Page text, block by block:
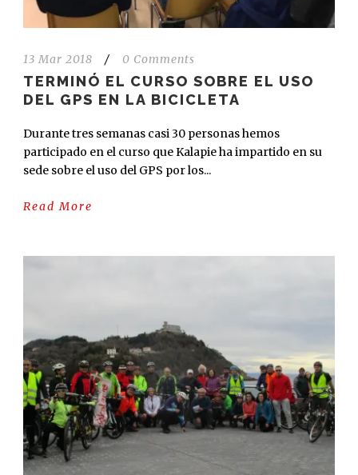
13 Mar 2018 / 0 Comments
TERMINÓ EL CURSO SOBRE EL USO
DEL GPS EN LA BICICLETA
Durante tres semanas casi 30 personas hemos
participado en el curso que Kalapie ha impartido en su
sede sobre el uso del GPS por los...
Read More